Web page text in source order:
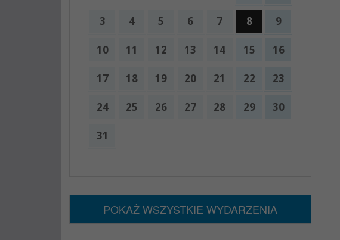
3 4 5 6 7 8 9
10 11 12 13 14 15 16
17 18 19 20 21 22 23
24 25 26 27 28 29 30
31
POKAŻ WSZYSTKIE WYDARZENIA